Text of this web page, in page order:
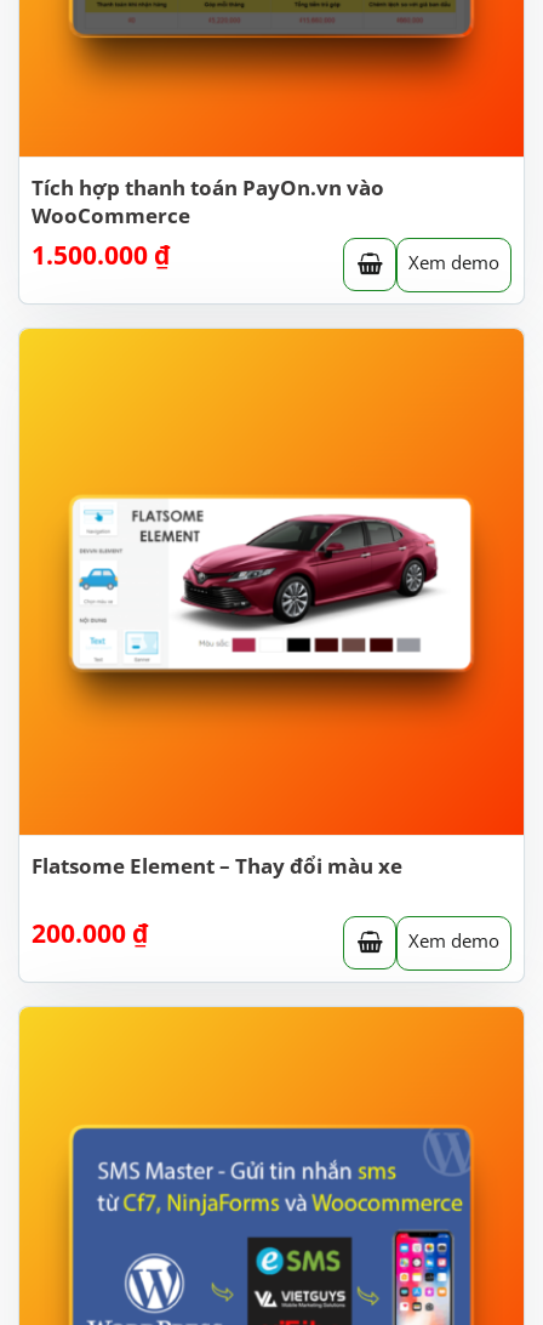
Tích hợp thanh toán PayOn.vn vào
WooCommerce
1.500.000 ₫ Xem demo
Flatsome Element – Thay đổi màu xe
200.000 ₫ Xem demo